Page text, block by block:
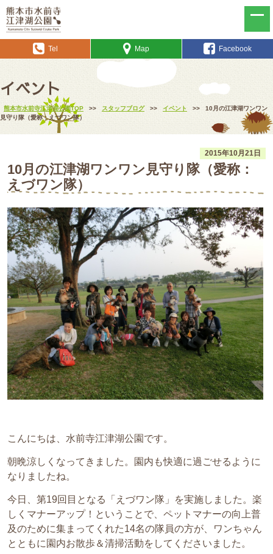
Tel Map Facebook
イベント
熊本市水前寺江津湖公園TOP >> スタッフブログ >> イベント >>
10月の江津湖ワンワン
見守り隊（愛称：えづワン隊）
2015年10月21日
10月の江津湖ワンワン見守り隊（愛称：
えづワン隊）
こんにちは、水前寺江津湖公園です。
朝晩涼しくなってきました。園内も快適に過ごせるように
なりましたね。
今日、第19回目となる「えづワン隊」を実施しました。楽
しくマナーアップ！ということで、ペットマナーの向上普
及のために集まってくれた14名の隊員の方が、ワンちゃん
とともに園内お散歩＆清掃活動をしてくださいました。